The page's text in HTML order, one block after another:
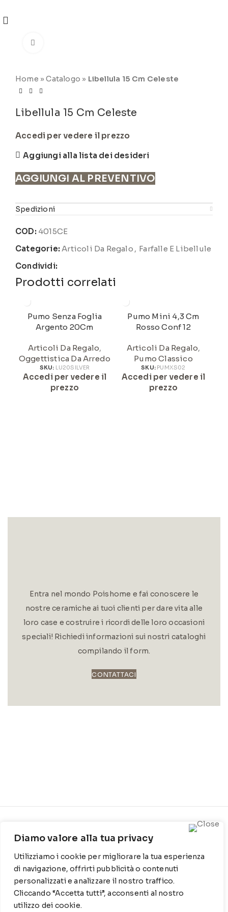
Diamo valore alla tua privacy
Utilizziamo i cookie per migliorare la tua esperienza
di navigazione, offrirti pubblicità o contenuti
personalizzati e analizzare il nostro traffico.
Cliccando “Accetta tutti”, acconsenti al nostro
utilizzo dei cookie.
Home »Catalogo » Libellula 15 Cm Celeste
Libellula 15 Cm Celeste
Accedi per vedere il prezzo
Aggiungi alla lista dei desideri
AGGIUNGI AL PREVENTIVO
Spedizioni
COD: 4015CE
Categorie: Articoli Da Regalo , Farfalle E Libellule
Condividi:
Prodotti correlati
Pumo Senza Foglia
Argento 20Cm
Articoli Da Regalo,
Oggettistica Da Arredo
SKU: LU20SILVER
Accedi per vedere il
prezzo
Pumo Mini 4,3 Cm
Rosso Conf 12
Articoli Da Regalo,
Pumo Classico
SKU: PUMXS02
Accedi per vedere il
prezzo
Entra nel mondo Poishome e fai conoscere le
nostre ceramiche ai tuoi clienti per dare vita alle
loro case e costruire i ricordi delle loro occasioni
speciali! Richiedi informazioni sui nostri cataloghi
compilando il form.
CONTATTACI
1316 - 70044 Polignano a
mare
T
WZ: 329 6510725
Cookie Policy
Privacy Policy